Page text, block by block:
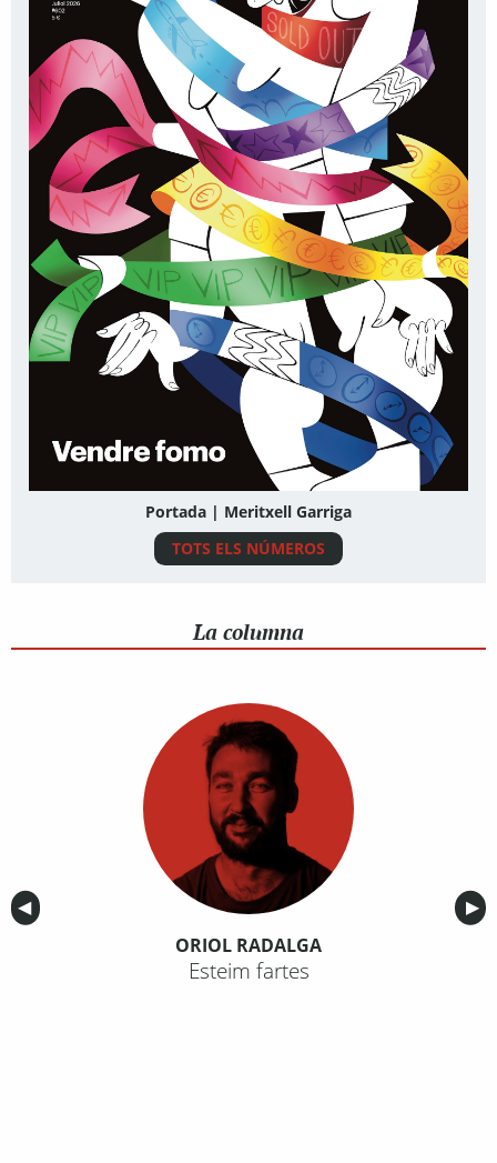
Portada | Meritxell Garriga
TOTS ELS NÚMEROS
La columna
Anterior
◀︎ ▶︎
ORIOL RADALGA
Esteim fartes